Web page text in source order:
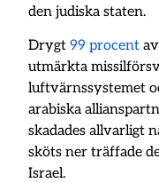
den judiska staten.
Drygt99 procent
utmärkta
luftvärnssystemet
arabiska
skadades allvarligt
sköts ner träffade
Israel.